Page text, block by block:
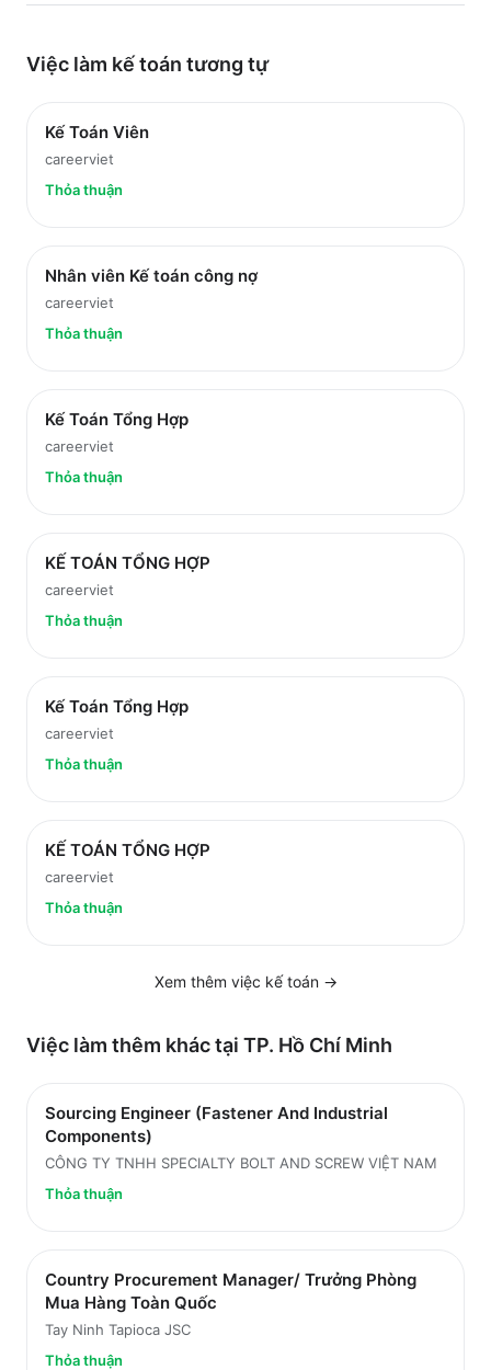
Việc làm kế toán tương tự
Kế Toán Viên
careerviet
Thỏa thuận
Nhân viên Kế toán công nợ
careerviet
Thỏa thuận
Kế Toán Tổng Hợp
careerviet
Thỏa thuận
KẾ TOÁN TỔNG HỢP
careerviet
Thỏa thuận
Kế Toán Tổng Hợp
careerviet
Thỏa thuận
KẾ TOÁN TỔNG HỢP
careerviet
Thỏa thuận
Xem thêm việc kế toán→
Việc làm thêm khác tại TP. Hồ Chí Minh
Sourcing Engineer (Fastener And Industrial
Components)
CÔNG TY TNHH SPECIALTY BOLT AND SCREW VIỆT NAM
Thỏa thuận
Country Procurement Manager/ Trưởng Phòng
Mua Hàng Toàn Quốc
Tay Ninh Tapioca JSC
Thỏa thuận